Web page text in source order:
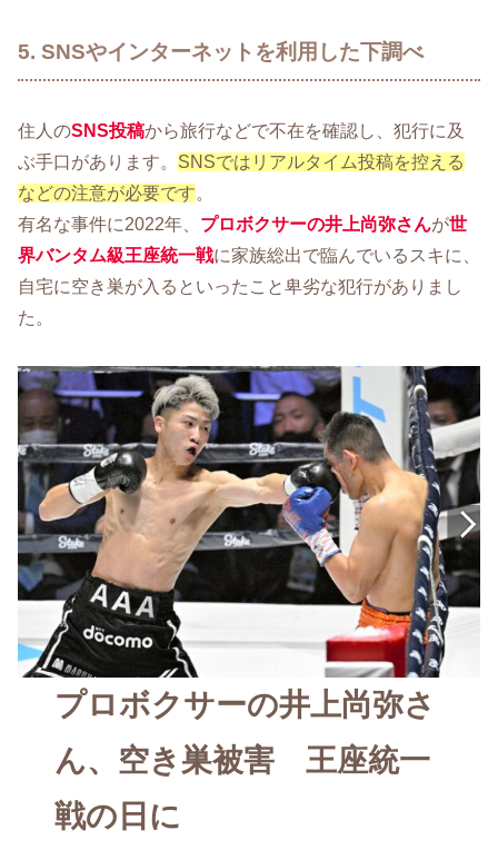
5. SNSやインターネットを利用した下調べ
住人のSNS投稿から旅行などで不在を確認し、犯行に及
ぶ手口があります。 SNSではリアルタイム投稿を控える
などの注意が必要です。
有名な事件に2022年、 プロボクサーの井上尚弥さんが世
界バンタム級王座統一戦に家族総出で臨んでいるスキに、
自宅に空き巣が入るといったこと卑劣な犯行がありまし
た。
プロボクサーの井上尚弥さ
ん、空き巣被害 王座統一
戦の日に